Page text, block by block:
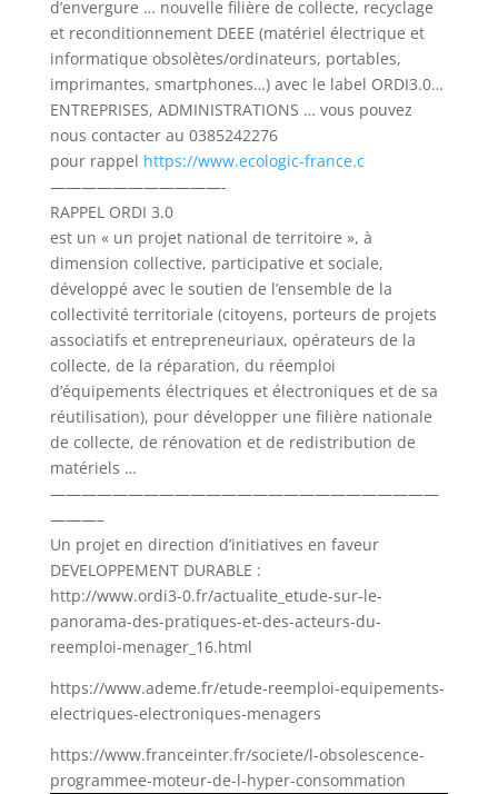
d’envergure … nouvelle filière de collecte, recyclage
et reconditionnement DEEE (matériel électrique et
informatique obsolètes/ordinateurs, portables,
imprimantes, smartphones…) avec le label ORDI3.0…
ENTREPRISES, ADMINISTRATIONS … vous pouvez
nous contacter au 0385242276
pour rappel https://www.ecologic-france.c
———————————-
RAPPEL ORDI 3.0
est un « un projet national de territoire », à
dimension collective, participative et sociale,
développé avec le soutien de l’ensemble de la
collectivité territoriale (citoyens, porteurs de projets
associatifs et entrepreneuriaux, opérateurs de la
collecte, de la réparation, du réemploi
d’équipements électriques et électroniques et de sa
réutilisation), pour développer une filière nationale
de collecte, de rénovation et de redistribution de
matériels …
—————————————————————————
———–
Un projet en direction d’initiatives en faveur
DEVELOPPEMENT DURABLE :
http://www.ordi3-0.fr/actualite_etude-sur-le-
panorama-des-pratiques-et-des-acteurs-du-
reemploi-menager_16.html
https://www.ademe.fr/etude-reemploi-equipements-
electriques-electroniques-menagers
https://www.franceinter.fr/societe/l-obsolescence-
programmee-moteur-de-l-hyper-consommation